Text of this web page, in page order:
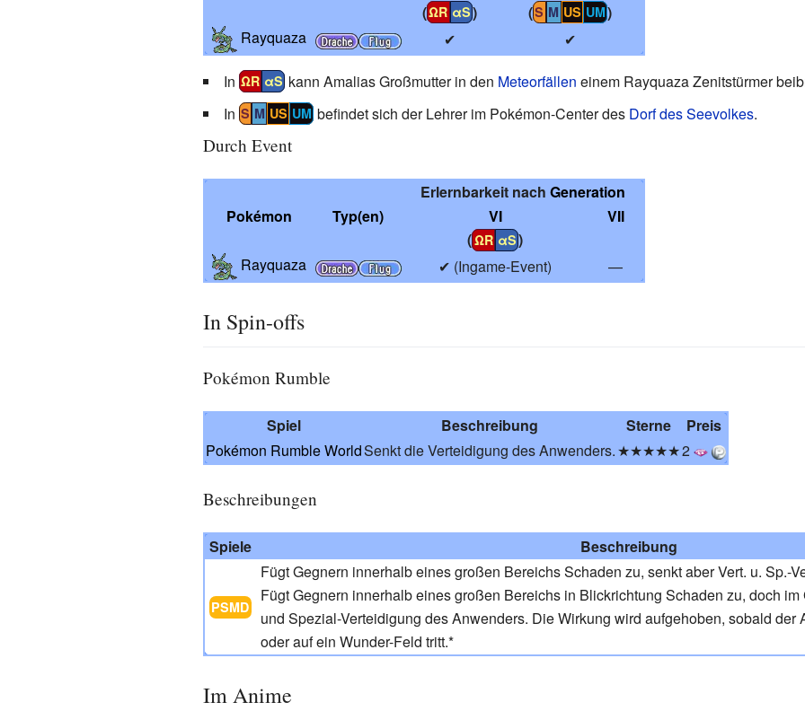
(ΩR αS)
(S M US UM)
Rayquaza
✔ ✔
In ΩR αS kann Amalias Großmutter in den Meteorfällen einem Rayquaza Zenitstürmer
In S M US UM befindet sich der Lehrer im Pokémon-Center des Dorf des Seevolkes.
Durch Event
Pokémon Typ(en)
Erlernbarkeit nach Generation
VI
(ΩR αS)
VII
Rayquaza ✔ (Ingame-Event) —
In Spin-offs
Pokémon Rumble
Spiel Beschreibung Sterne
Preis
Pokémon Rumble WorldSenkt die Verteidigung des Anwenders.★★★★★2
Beschreibungen
Spiele Beschreibung
PSMD
Fügt Gegnern innerhalb eines großen Bereichs Schaden zu, senkt aber Vert. u. Sp.-
Fügt Gegnern innerhalb eines großen Bereichs in Blickrichtung Schaden zu, doch
und Spezial-Verteidigung des Anwenders. Die Wirkung wird aufgehoben, sobald der
oder auf ein Wunder-Feld tritt.*
Im Anime